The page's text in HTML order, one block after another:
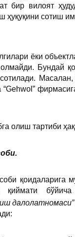
бир вилоят
сотиш
ёки
Бундай
олиш тартиби
қоидаларига
қиймати
далолатномаси”